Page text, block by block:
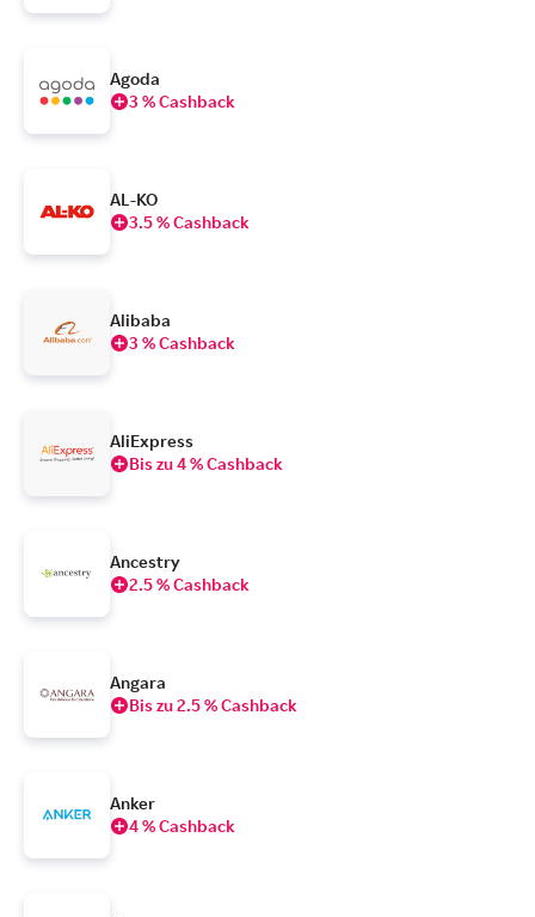
Agoda
3 % Cashback
AL-KO
3.5 % Cashback
Alibaba
3 % Cashback
AliExpress
Bis zu 4 % Cashback
Ancestry
2.5 % Cashback
Angara
Bis zu 2.5 % Cashback
Anker
4 % Cashback